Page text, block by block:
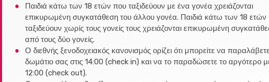
Παιδιά κάτω των 18 ετών που ταξιδεύουν με ένα γονέα χρειάζονται
επικυρωμένη συγκατάθεση του άλλου γονέα. Παιδιά κάτω των 18 ετών
ταξιδεύουν χωρίς τους γονείς τους χρειάζονται επικυρωμένη
από τους δύο γονείς.
Ο διεθνής ξενοδοχειακός κανονισμός ορίζει ότι μπορείτε να
δωμάτιο σας στις 14:00 (check in) και να το παραδώσετε το αργότερο
12:00 (check out).